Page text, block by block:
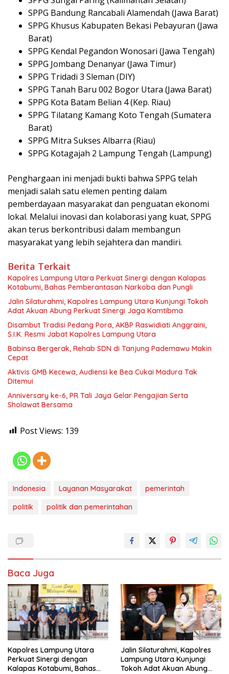
SPPG Bandung Rancabali Alamendah (Jawa Barat)
SPPG Khusus Kabupaten Bekasi Pebayuran (Jawa
Barat)
SPPG Kendal Pegandon Wonosari (Jawa Tengah)
SPPG Jombang Denanyar (Jawa Timur)
SPPG Tridadi 3 Sleman (DIY)
SPPG Tanah Baru 002 Bogor Utara (Jawa Barat)
SPPG Kota Batam Belian 4 (Kep. Riau)
SPPG Tilatang Kamang Koto Tengah (Sumatera
Barat)
SPPG Mitra Sukses Albarra (Riau)
SPPG Kotagajah 2 Lampung Tengah (Lampung)
Penghargaan ini menjadi bukti bahwa SPPG telah
menjadi salah satu elemen penting dalam
pemberdayaan masyarakat dan penguatan ekonomi
lokal. Melalui inovasi dan kolaborasi yang kuat, SPPG
akan terus berkontribusi dalam membangun
masyarakat yang lebih sejahtera dan mandiri.
Berita Terkait
Kapolres Lampung Utara Perkuat Sinergi dengan Kalapas
Kotabumi, Bahas Pemberantasan Narkoba dan Pungli
Jalin Silaturahmi, Kapolres Lampung Utara Kunjungi Tokoh
Adat Akuan Abung Perkuat Sinergi Jaga Kamtibma
Disambut Tradisi Pedang Pora, AKBP Raswidiati Anggraini,
S.I.K. Resmi Jabat Kapolres Lampung Utara
Babinsa Bergerak, Rehab SDN di Tanjung Pademawu Makin
Cepat
Aktivis GMB Kecewa, Audiensi ke Bea Cukai Madura Tak
Ditemui
Anniversary ke-6, PR Tali Jaya Gelar Pengajian Serta
Sholawat Bersama
Post Views: 139
Indonesia Layanan Masyarakat
pemerintah
politik
politik dan pemerintahan
Baca Juga
Kapolres Lampung Utara
Perkuat Sinergi dengan
Kalapas Kotabumi, Bahas
Jalin Silaturahmi, Kapolres
Lampung Utara Kunjungi
Tokoh Adat Akuan Abung